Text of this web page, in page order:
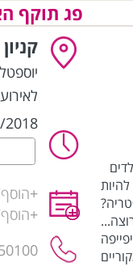
פג תוקף
יוספטל 92
10/2/2018
+
+